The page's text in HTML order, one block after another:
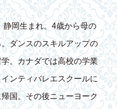
静岡生まれ。4歳から母の
ダンスのスキルアップの
。カナダでは高校の学業
ンティバレエスクールに
国。その後ニューヨーク